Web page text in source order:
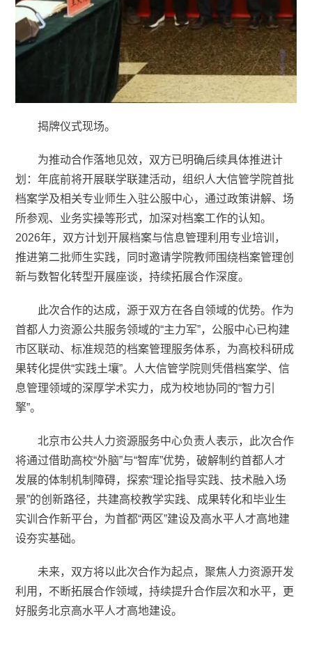
揭牌仪式现场。
为推动合作落地见效，双方已明确后续具体推进计
划：年底前将开展联学联建活动，组织人大信管学院首批
档案学及相关专业师生入驻公服中心，通过政策讲解、场
所参观、业务实操等形式，加深对档案工作的认知。
2026年，双方计划开展档案与信息管理利用专业培训，
推进第二批师生实践，同时邀请学院教师围绕档案管理创
新与数智化转型开展座谈，持续拓展合作深度。
此次合作的达成，源于双方在各自领域的优势。作为
首都人力资源公共服务领域的“主力军”，公服中心已构建
市区联动、标准规范的档案管理服务体系，为高校科研成
果转化提供“实践土壤”。人大信管学院则凭借档案学、信
息管理领域的深厚学术实力，成为校地协同的“智力引
擎”。
北京市公共人力资源服务中心负责人表示，此次合作
将通过借助高校“外脑”与“智库”优势，破解制约首都人才
发展的体制机制障碍，探索“理论指导实践、技术融入场
景”的创新路径，共建高校教学实践、成果转化和毕业生
实训合作新平台，为首都“两区”建设及高水平人才高地建
设夯实基础。
未来，双方将以此次合作为起点，聚焦人力资源开发
利用，不断拓展合作领域，持续提升合作层次和水平，更
好服务北京高水平人才高地建设。